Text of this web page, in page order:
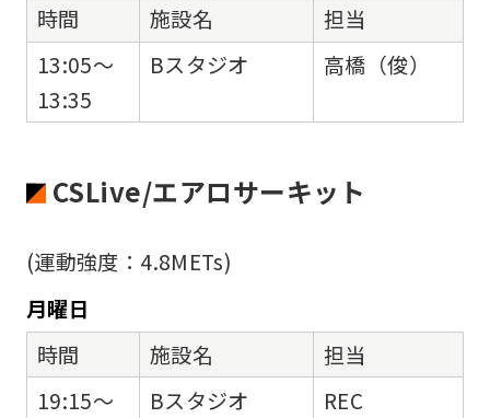
時間
13:05～
13:35
施設名
Bスタジオ
担当
高橋（俊）
CSLive/エアロサーキット
(運動強度：4.8METs)
月曜日
時間
19:15～
施設名
Bスタジオ
担当
REC